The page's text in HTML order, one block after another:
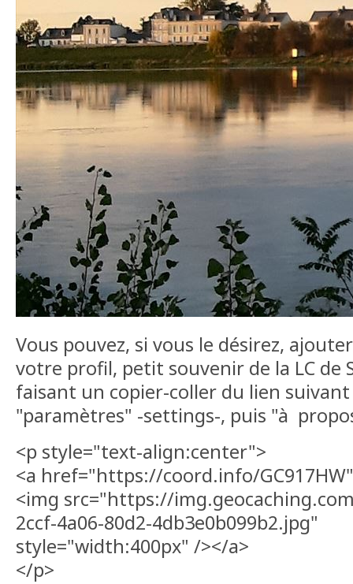
Vous pouvez, si vous le désirez,
votre profil, petit souvenir de la LC de
faisant un copier-coller du lien
"paramètres" -settings-, puis "à
<p style="text-align:center">
<a href="https://coord.info/
<img src="https://
2ccf-4a06-80d2-4db3e0b099b2.jpg"
style="width:400px" /></a>
</p>